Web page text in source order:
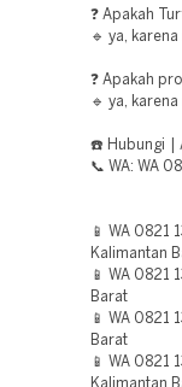
❓ Apakah
🔹 ya,
❓ Apakah
🔹 ya,
☎️ Hubungi |
📞 WA: WA
📱 WA 0821
Kalimantan
📱 WA 0821
Barat
📱 WA 0821
Barat
📱 WA 0821
Kalimantan